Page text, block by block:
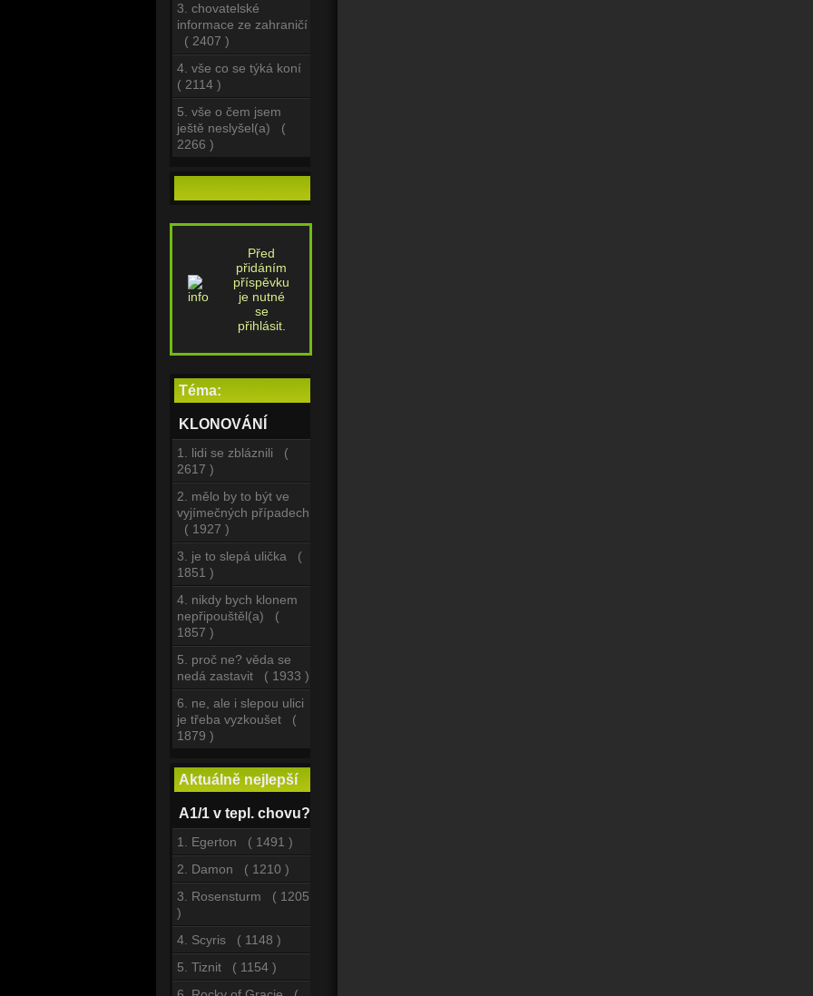
3. chovatelské
informace ze zahraničí
( 2407 )
4. vše co se týká koní
( 2114 )
5. vše o čem jsem
ještě neslyšel(a) (
2266 )
Před
přidáním
příspěvku
je nutné
se
přihlásit.
Téma:
KLONOVÁNÍ
1. lidi se zbláznili (
2617 )
2. mělo by to být ve
vyjímečných případech
( 1927 )
3. je to slepá ulička (
1851 )
4. nikdy bych klonem
nepřipouštěl(a) (
1857 )
5. proč ne? věda se
nedá zastavit ( 1933 )
6. ne, ale i slepou ulici
je třeba vyzkoušet (
1879 )
Aktuálně nejlepší
A1/1 v tepl. chovu?
1. Egerton ( 1491 )
2. Damon ( 1210 )
3. Rosensturm ( 1205
)
4. Scyris ( 1148 )
5. Tiznit ( 1154 )